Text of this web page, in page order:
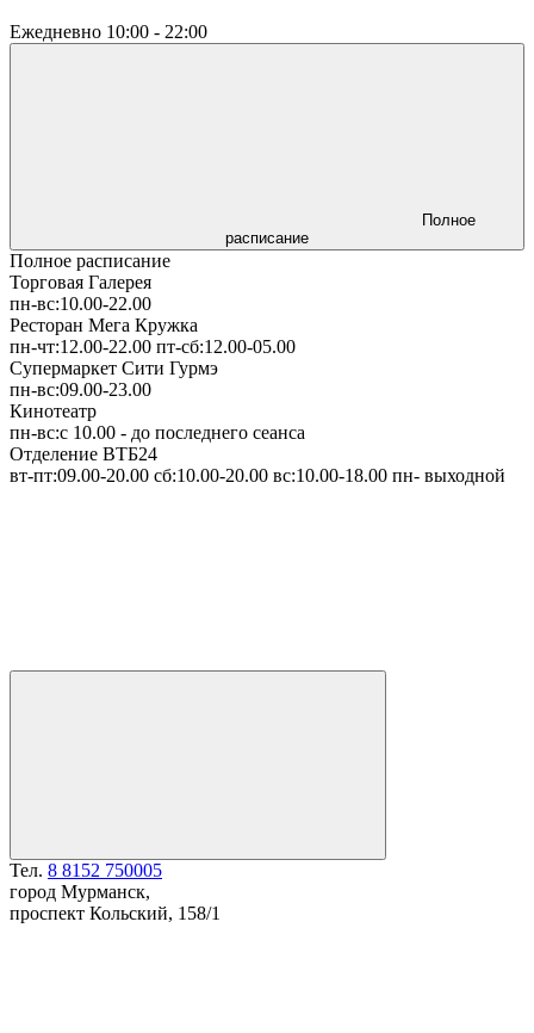
Ежедневно 10:00 - 22:00
Полное
расписание
Полное расписание
Торговая Галерея
пн-вс:10.00-22.00
Ресторан Мега Кружка
пн-чт:12.00-22.00 пт-сб:12.00-05.00
Супермаркет Сити Гурмэ
пн-вс:09.00-23.00
Кинотеатр
пн-вс:с 10.00 - до последнего сеанса
Отделение ВТБ24
вт-пт:09.00-20.00 сб:10.00-20.00 вс:10.00-18.00 пн- выходной
Тел. 8 8152 750005
город Мурманск,
проспект Кольский, 158/1